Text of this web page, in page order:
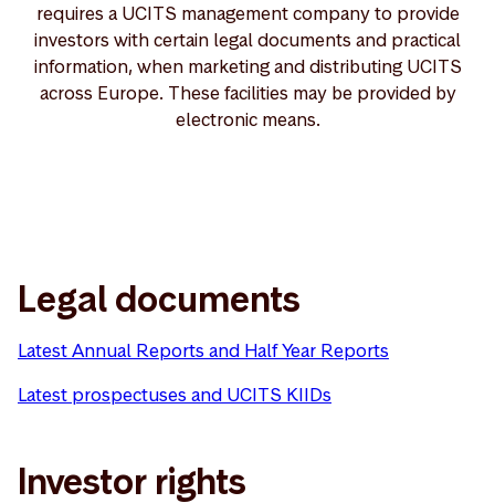
requires a UCITS management company to provide
investors with certain legal documents and practical
information, when marketing and distributing UCITS
across Europe. These facilities may be provided by
electronic means.
Legal documents
Latest Annual Reports and Half Year Reports
Latest prospectuses and UCITS KIIDs
Investor rights